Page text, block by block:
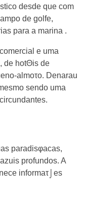
desde que com
de golfe,
para a marina .
e uma
de hotΘis de
almoτo. Denarau
sendo uma
paradisφacas,
profundos. A
informaτ⌡es